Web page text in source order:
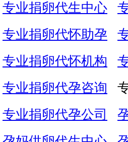
专业捐卵代生中心
专业捐卵代怀助孕
专业捐卵代怀机构
专业捐卵代孕咨询
专业捐卵代孕公司